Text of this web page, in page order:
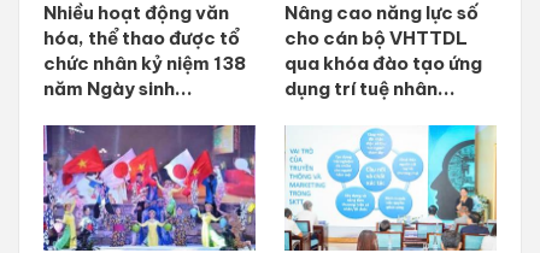
Nhiều hoạt động văn
hóa, thể thao được tổ
chức nhân kỷ niệm 138
năm Ngày sinh...
Nâng cao năng lực số
cho cán bộ VHTTDL
qua khóa đào tạo ứng
dụng trí tuệ nhân...